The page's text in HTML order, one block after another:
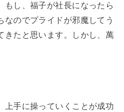
もし、福子が社長になったら
なのでプライドが邪魔してう
きたと思います。しかし、萬
上手に操っていくことが成功